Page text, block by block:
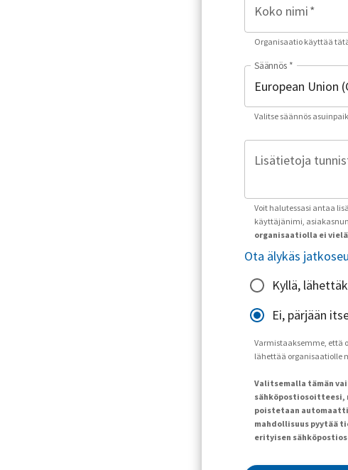
Koko nimi*
Organisaatio käyttää
Säännös *
Valitse säännös
Lisätietoja
Voit halutessasi antaa
käyttäjänimi,
organisaatiolla ei
Ota älykäs
Kyllä,
Ei, pärjään
Varmistaaksemme, että
lähettää organisaatiolle
Valitsemalla tämän
sähköpostiosoitteesi,
poistetaan
mahdollisuus pyytää
erityisen